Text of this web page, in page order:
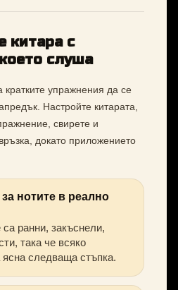
китара с
слуша
упражнения да се
Настройте китарата,
свирете и
докато приложението
нотите в реално
ранни, закъснели,
така че всяко
следваща стъпка.